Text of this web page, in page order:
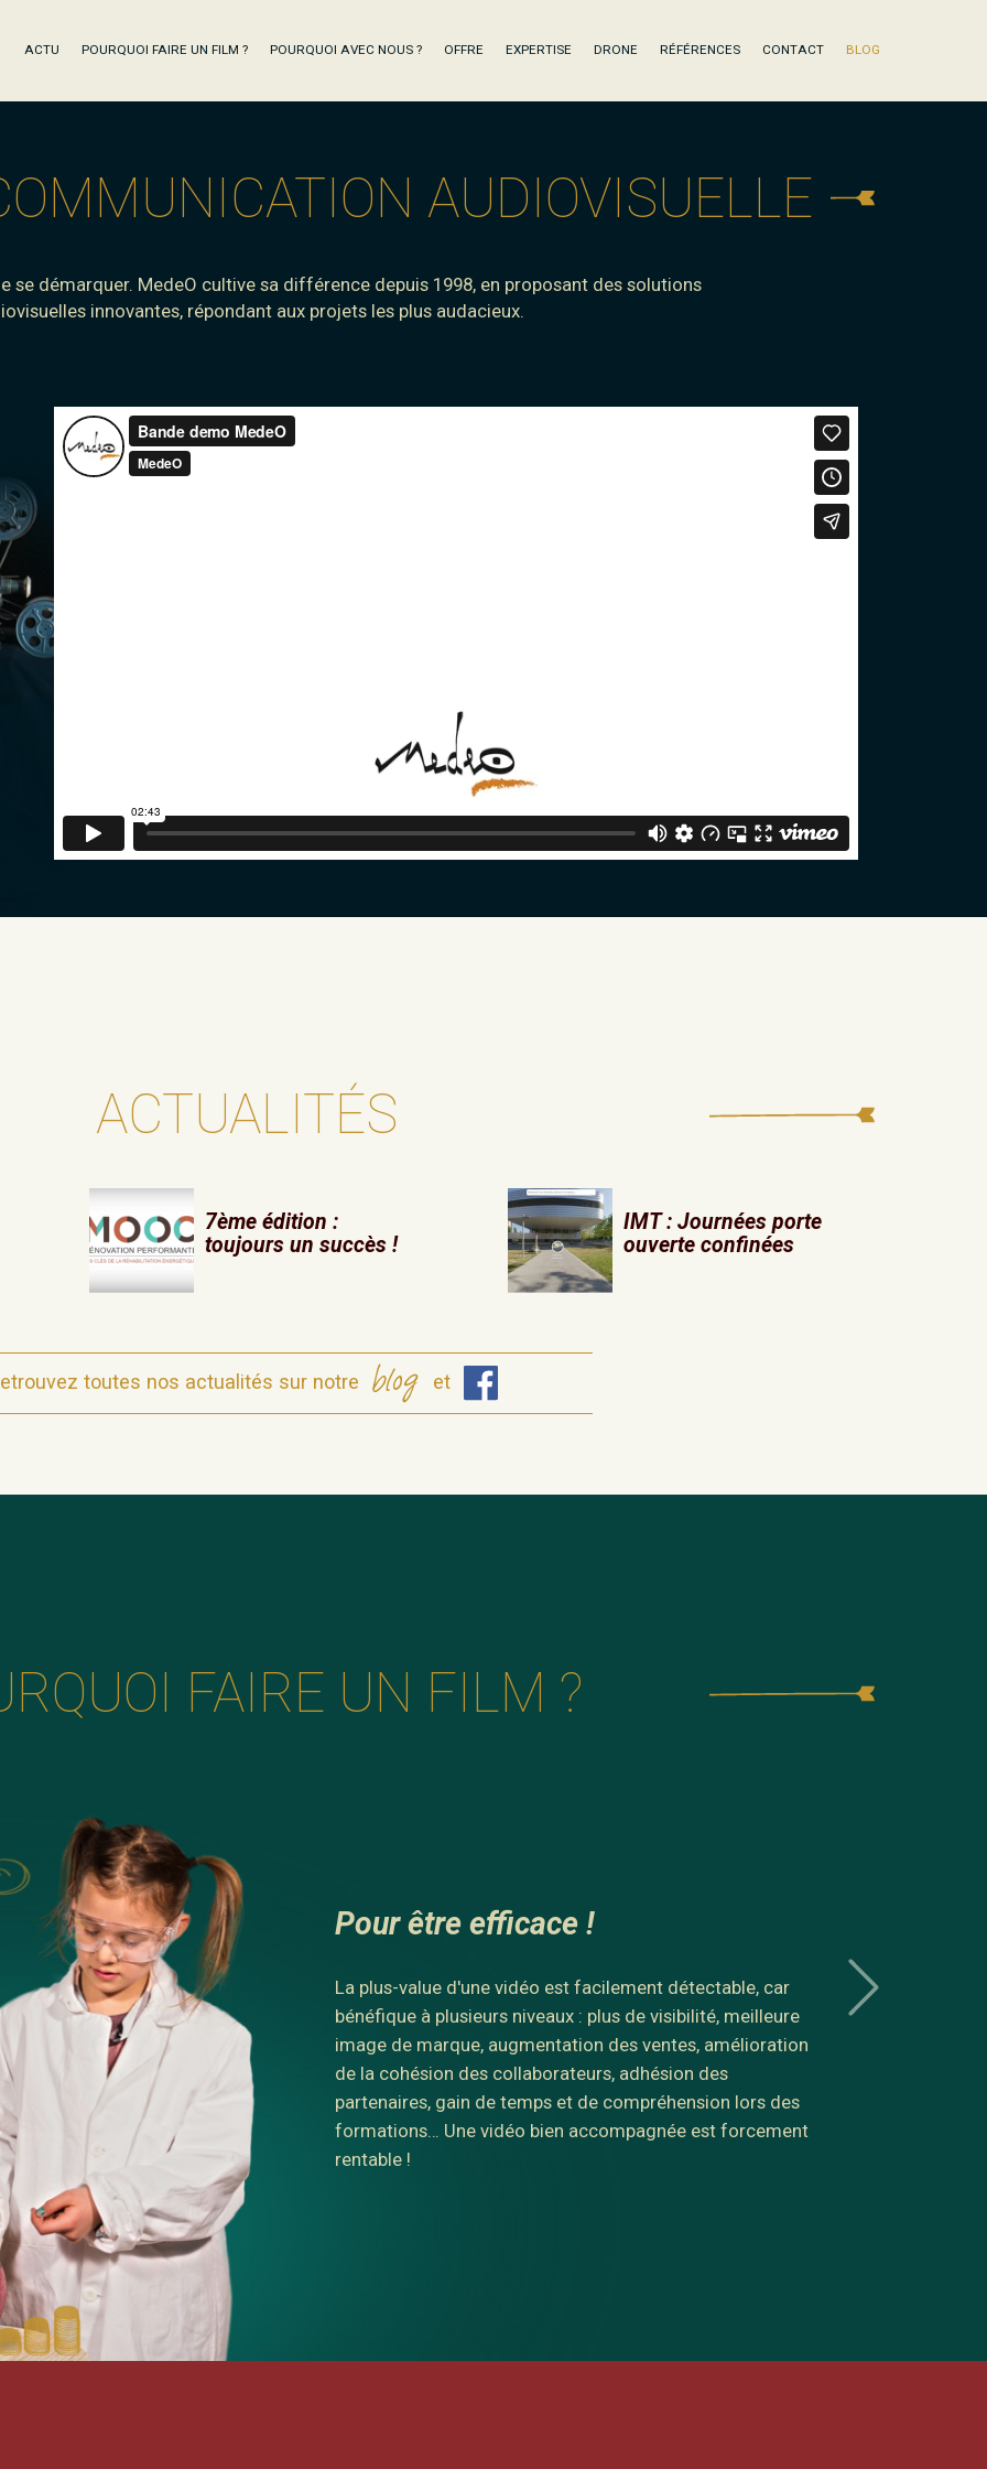
ACTU POURQUOI FAIRE UN FILM ? POURQUOI AVEC NOUS ? OFFRE EXPERTISE DRONE RÉFÉRENCES CONTACT BLOG
AUDIOVISUELLE
se démarquer. MedeO cultive sa différence depuis 1998, en proposant des solutions
innovantes, répondant aux projets les plus audacieux.
ACTUALITÉS
7ème édition :
toujours un succès !
IMT : Journées porte
ouverte confinées
toutes nos actualités sur notre et
FAIRE UN FILM ?
Pour être vu !
Avec 4,5 milliards de vidéos vues par jour et des
vidéonautes de plus en plus nombreux, la vidéo EST l'outil
de communication à valeur exponentielle.